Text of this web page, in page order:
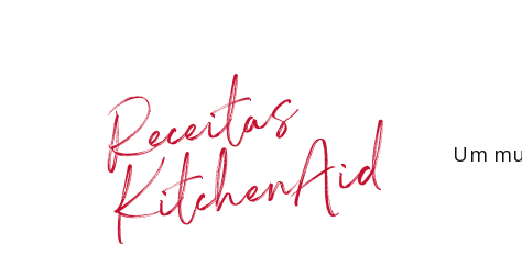
Receitas
KitchenAid Um